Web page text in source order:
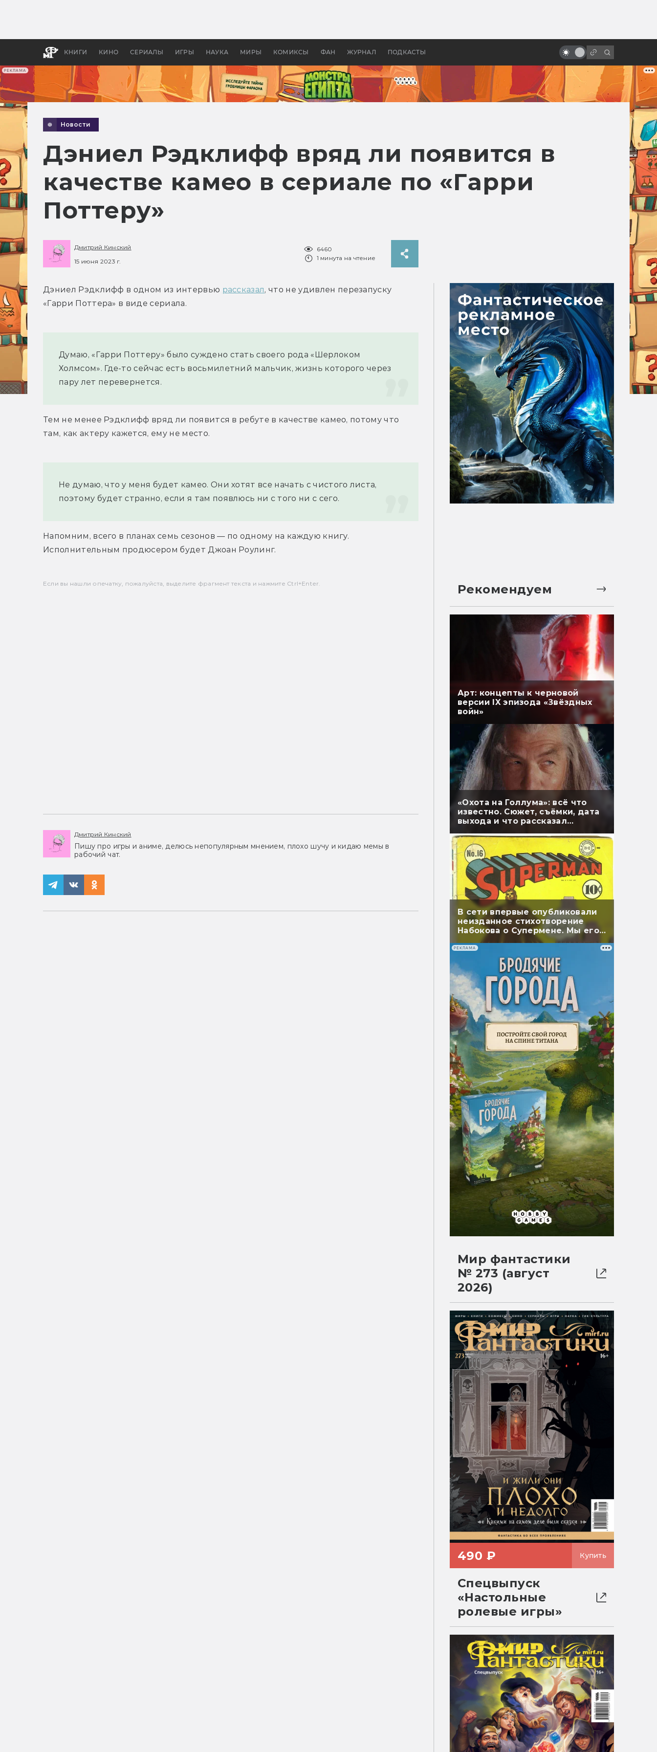
РЕКЛАМА
КНИГИ КИНО СЕРИАЛЫ ИГРЫ НАУКА МИРЫ КОМИКСЫ ФАН ЖУРНАЛ ПОДКАСТЫ
бы «Властелина колец»
Древней Грецией
страньше!
Новости
Дэниел Рэдклифф вряд ли появится в
качестве камео в сериале по «Гарри
Поттеру»
Дмитрий Кинский
15 июня 2023 г.
6460
1 минута на чтение
Дэниел Рэдклифф в одном из интервью рассказал, что не удивлен перезапуску
«Гарри Поттера» в виде сериала.
Думаю, «Гарри Поттеру» было суждено стать своего рода «Шерлоком
Холмсом». Где-то сейчас есть восьмилетний мальчик, жизнь которого через
пару лет перевернется.
Тем не менее Рэдклифф вряд ли появится в ребуте в качестве камео, потому что
там, как актеру кажется, ему не место.
Не думаю, что у меня будет камео. Они хотят все начать с чистого листа,
поэтому будет странно, если я там появлюсь ни с того ни с сего.
Напомним, всего в планах семь сезонов — по одному на каждую книгу.
Исполнительным продюсером будет Джоан Роулинг.
Если вы нашли опечатку, пожалуйста, выделите фрагмент текста и нажмите Ctrl+Enter.
Дмитрий Кинский
Пишу про игры и аниме, делюсь непопулярным мнением, плохо шучу и кидаю мемы в
рабочий чат.
Рекомендуем
Арт: концепты к черновой
версии IX эпизода «Звёздных
войн»
«Охота на Голлума»: всё что
известно. Сюжет, съёмки, дата
выхода и что рассказал
В сети впервые опубликовали
неизданное стихотворение
Набокова о Супермене. Мы его
перевели
РЕКЛАМА
Мир фантастики
№ 273 (август
2026)
490 ₽ Купить
Спецвыпуск
«Настольные
ролевые игры»